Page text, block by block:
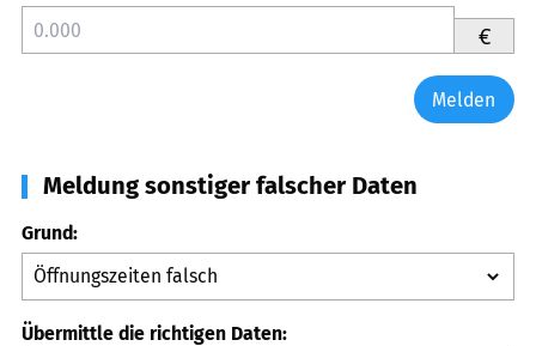
€
Melden
Meldung sonstiger falscher Daten
Grund:
Übermittle die richtigen Daten: